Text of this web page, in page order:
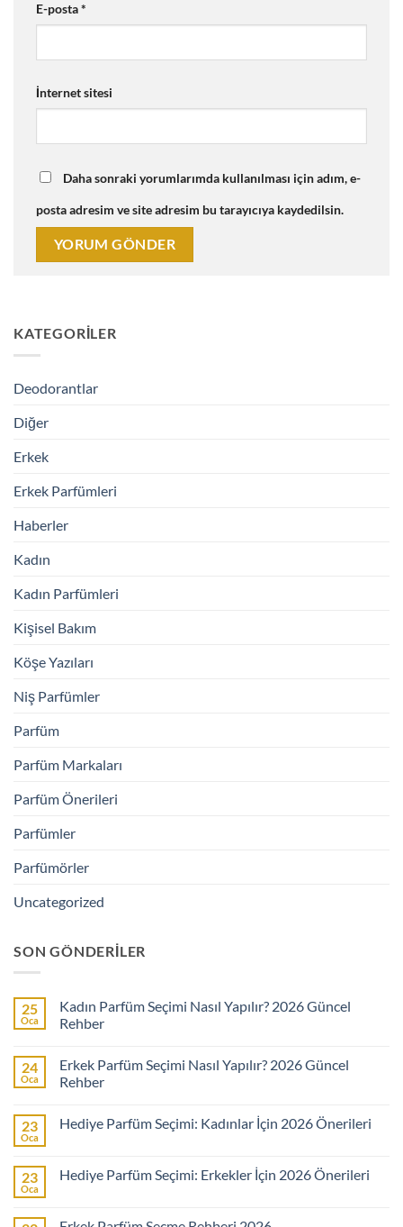
E-posta*
İnternet sitesi
Daha sonraki yorumlarımda kullanılması için adım, e-
posta adresim ve site adresim bu tarayıcıya kaydedilsin.
KATEGORILER
Deodorantlar
Diğer
Erkek
Erkek Parfümleri
Haberler
Kadın
Kadın Parfümleri
Kişisel Bakım
Köşe Yazıları
Niş Parfümler
Parfüm
Parfüm Markaları
Parfüm Önerileri
Parfümler
Parfümörler
Uncategorized
SON GÖNDERILER
25
Oca
Kadın Parfüm Seçimi Nasıl Yapılır? 2026 Güncel
Rehber
Kadın
Parfüm
Seçimi
2026
24
Oca
Erkek Parfüm Seçimi Nasıl Yapılır? 2026 Güncel
Rehber
Erkek
Yapılır?
2026
23
Oca
Hediye Parfüm Seçimi: Kadınlar İçin 2026 Önerileri
Parfüm
2026
23
Oca
Hediye Parfüm Seçimi: Erkekler İçin 2026 Önerileri